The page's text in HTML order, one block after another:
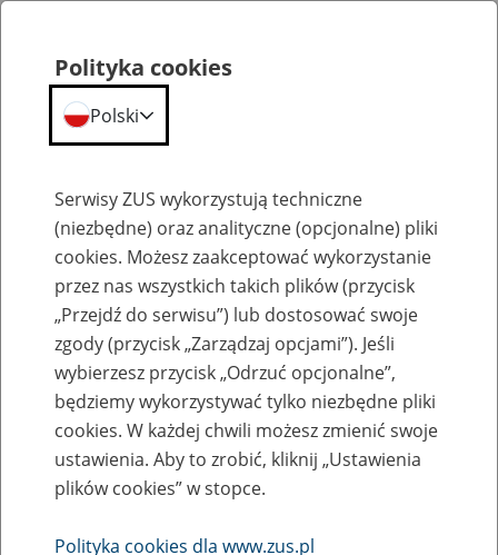
Przepraszamy,
podana strona nie została znaleziona.
Błąd 404
Przejdź do strony głównej
Polityka cookies
Polski
Serwisy ZUS wykorzystują techniczne
(niezbędne) oraz analityczne (opcjonalne) pliki
cookies. Możesz zaakceptować wykorzystanie
przez nas wszystkich takich plików (przycisk
„Przejdź do serwisu”) lub dostosować swoje
zgody (przycisk „Zarządzaj opcjami”). Jeśli
wybierzesz przycisk „Odrzuć opcjonalne”,
będziemy wykorzystywać tylko niezbędne pliki
cookies. W każdej chwili możesz zmienić swoje
ustawienia. Aby to zrobić, kliknij „Ustawienia
plików cookies” w stopce.
Polityka cookies dla www.zus.pl